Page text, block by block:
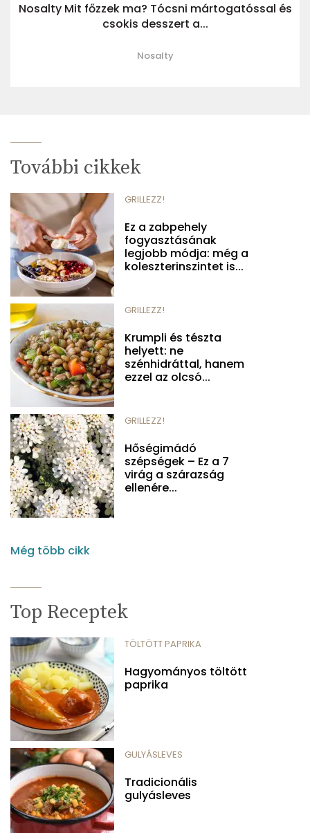
Nosalty Mit főzzek ma? Tócsni mártogatóssal és
csokis desszert a...
Nosalty
További cikkek
GRILLEZZ!
Ez a zabpehely
fogyasztásának
legjobb módja: még a
koleszterinszintet is...
GRILLEZZ!
Krumpli és tészta
helyett: ne
szénhidráttal, hanem
ezzel az olcsó...
GRILLEZZ!
Hőségimádó
szépségek – Ez a 7
virág a szárazság
ellenére...
Még több cikk
Top Receptek
TÖLTÖTT PAPRIKA
Hagyományos töltött
paprika
GULYÁSLEVES
Tradicionális
gulyásleves